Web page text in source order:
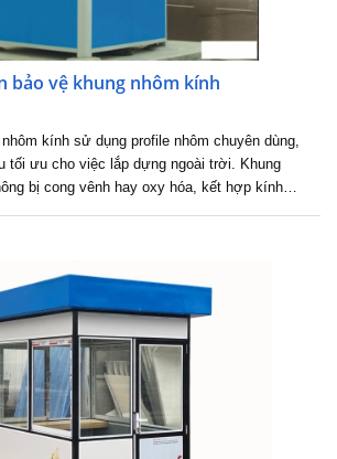
bảo vệ khung nhôm kính
kính sử dụng profile nhôm chuyên dùng,
tối ưu cho việc lắp dựng ngoài trời. Khung
bị cong vênh hay oxy hóa, kết hợp kính…